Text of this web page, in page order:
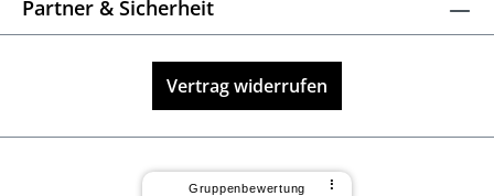
Partner & Sicherheit
Vertrag widerrufen